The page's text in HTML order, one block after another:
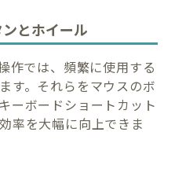
とホイール
作では、頻繁に使用する
す。それらをマウスのボ
ーボードショートカット
率を大幅に向上できま